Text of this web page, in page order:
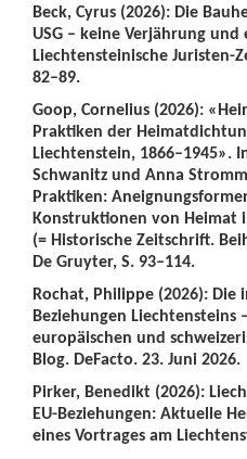
Beck, Cyrus (2026): Die
USG – keine Verjährung
Liechtensteinische Juristen-
82–89.
Goop, Cornelius (2026):
Praktiken der
Liechtenstein, 1866–1945».
Schwanitz und Anna
Praktiken:
Konstruktionen von Heimat
(= Historische Zeitschrift.
De Gruyter, S. 93–114.
Rochat, Philippe (2026): Die
Beziehungen Liechtensteins
europäischen und
Blog. DeFacto. 23. Juni 2026.
Pirker, Benedikt (2026):
EU-Beziehungen: Aktuelle
eines Vortrages am